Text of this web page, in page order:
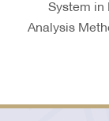
System
Analysis